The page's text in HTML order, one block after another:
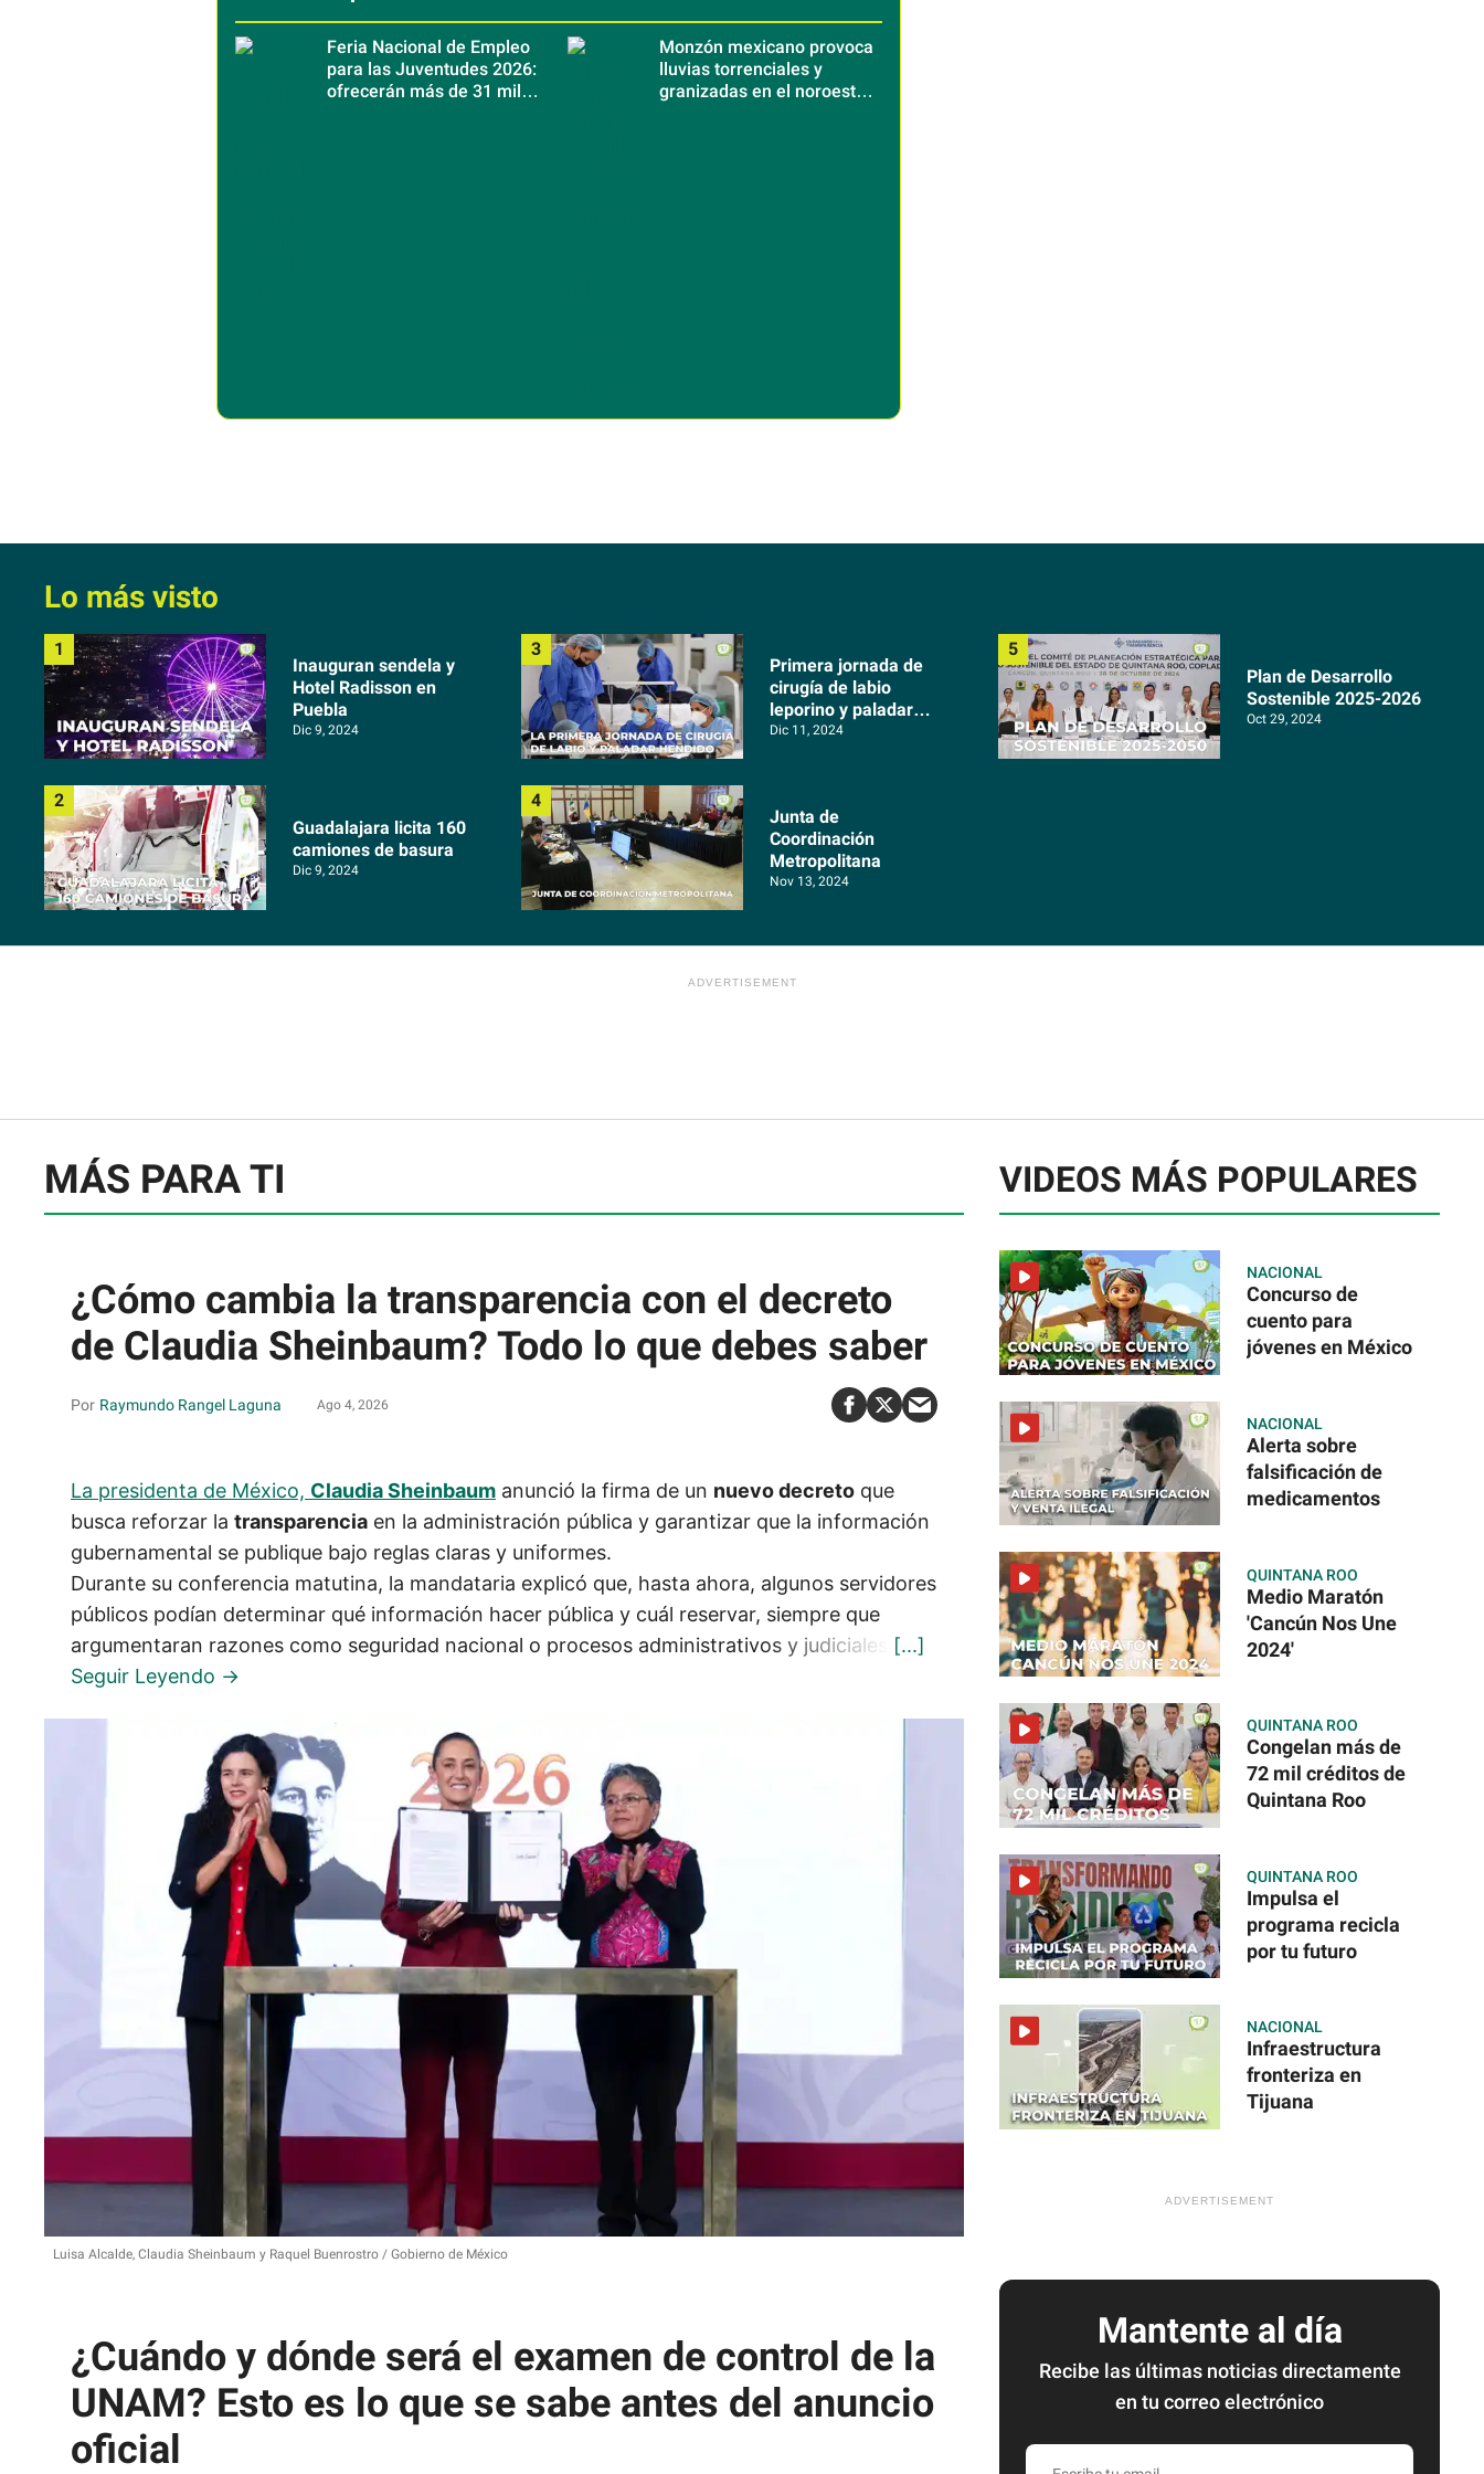
Feria Nacional de Empleo
para las Juventudes 2026:
ofrecerán más de 31 mil
Monzón mexicano provoca
lluvias torrenciales y
granizadas en el noroeste
Lo más visto
Inauguran sendela y
Hotel Radisson en
Puebla
Dic 9, 2024
Guadalajara licita 160
camiones de basura
Dic 9, 2024
Primera jornada de
cirugía de labio
leporino y paladar
hendido
Dic 11, 2024
Junta de
Coordinación
Metropolitana
Nov 13, 2024
Plan de Desarrollo
Sostenible 2025-2026
Oct 29, 2024
MÁS PARA TI
¿Cómo cambia la transparencia con el decreto
de Claudia Sheinbaum? Todo lo que debes saber
Raymundo Rangel Laguna Ago 4, 2026
Luisa Alcalde, Claudia Sheinbaum y Raquel Buenrostro Gobierno de México
La presidenta de México, Claudia Sheinbaum anunció la firma de un nuevo decreto que
busca reforzar la transparencia en la administración pública y garantizar que la información
gubernamental se publique bajo reglas claras y uniformes.
Durante su conferencia matutina, la mandataria explicó que, hasta ahora, algunos servidores
públicos podían determinar qué información hacer pública y cuál reservar, siempre que
argumentaran razones como seguridad nacional o procesos administrativos y judiciales.
VIDEOS MÁS POPULARES
NACIONAL
Concurso de
cuento para
jóvenes en México
NACIONAL
Alerta sobre
falsificación de
medicamentos
QUINTANA ROO
Medio Maratón
'Cancún Nos Une
2024'
QUINTANA ROO
Congelan más de
72 mil créditos de
Quintana Roo
QUINTANA ROO
Impulsa el
programa recicla
por tu futuro
NACIONAL
Infraestructura
fronteriza en
Tijuana
Mantente al día
Recibe las últimas noticias directamente
en tu correo electrónico
Escribe
¿Cuándo y dónde será el examen de control de la
UNAM? Esto es lo que se sabe antes del anuncio
oficial